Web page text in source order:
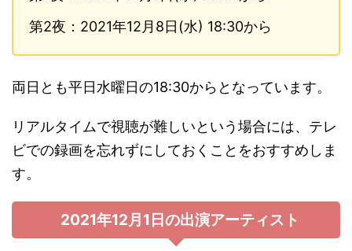
第2夜：2021年12月8日(水) 18:30から
両日とも平日水曜日の18:30からとなっています。
リアルタイムで視聴が難しいという場合には、テレ
ビでの録画を忘れずにしておくことをおすすめしま
す。
2021年12月1日の出演アーティスト